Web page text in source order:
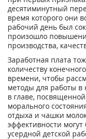
десятиминутный
время которого они
рабочий день был
произошло
производства,
Заработная плата
количеству
времени, чтобы
методы для работы в
в главе,
морального
отдыха и чашки
эффективности
усердной детской